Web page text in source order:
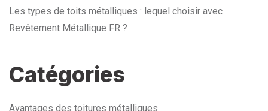
Les types de toits métalliques : lequel choisir avec
Revêtement Métallique FR ?
Catégories
Avantages des toitures métalliques